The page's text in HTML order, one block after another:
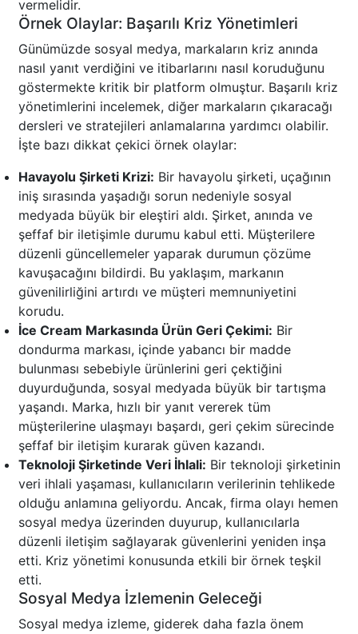
vermelidir.
Örnek Olaylar: Başarılı Kriz Yönetimleri
Günümüzde sosyal medya, markaların kriz anında
nasıl yanıt verdiğini ve itibarlarını nasıl koruduğunu
göstermekte kritik bir platform olmuştur. Başarılı kriz
yönetimlerini incelemek, diğer markaların çıkaracağı
dersleri ve stratejileri anlamalarına yardımcı olabilir.
İşte bazı dikkat çekici örnek olaylar:
Havayolu Şirketi Krizi: Bir havayolu şirketi, uçağının
iniş sırasında yaşadığı sorun nedeniyle sosyal
medyada büyük bir eleştiri aldı. Şirket, anında ve
şeffaf bir iletişimle durumu kabul etti. Müşterilere
düzenli güncellemeler yaparak durumun çözüme
kavuşacağını bildirdi. Bu yaklaşım, markanın
güvenilirliğini artırdı ve müşteri memnuniyetini
korudu.
İce Cream Markasında Ürün Geri Çekimi: Bir
dondurma markası, içinde yabancı bir madde
bulunması sebebiyle ürünlerini geri çektiğini
duyurduğunda, sosyal medyada büyük bir tartışma
yaşandı. Marka, hızlı bir yanıt vererek tüm
müşterilerine ulaşmayı başardı, geri çekim sürecinde
şeffaf bir iletişim kurarak güven kazandı.
Teknoloji Şirketinde Veri İhlali: Bir teknoloji şirketinin
veri ihlali yaşaması, kullanıcıların verilerinin tehlikede
olduğu anlamına geliyordu. Ancak, firma olayı hemen
sosyal medya üzerinden duyurup, kullanıcılarla
düzenli iletişim sağlayarak güvenlerini yeniden inşa
etti. Kriz yönetimi konusunda etkili bir örnek teşkil
etti.
Sosyal Medya İzlemenin Geleceği
Sosyal medya izleme, giderek daha fazla önem